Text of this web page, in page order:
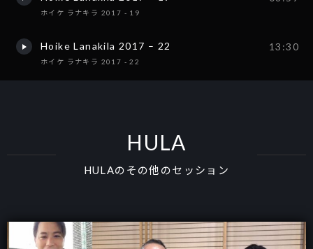
ホイケ ラナキラ 2017 - 19
Hoike Lanakila 2017 – 22
ホイケ ラナキラ 2017 - 22
13:30
HULA
HULAのその他のセッション